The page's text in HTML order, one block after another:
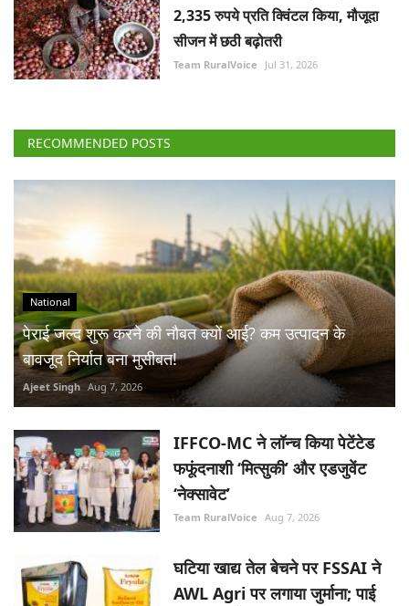
2,335 रुपये प्रति क्विंटल किया, मौजूदा
सीजन में छठी बढ़ोतरी
Team RuralVoice Jul 31, 2026
RECOMMENDED POSTS
National
पेराई जल्द शुरू करने की नौबत क्यों आई? कम उत्पादन के
बावजूद निर्यात बना मुसीबत!
Ajeet Singh Aug 7, 2026
IFFCO-MC ने लॉन्च किया पेटेंटेड
फफूंदनाशी ‘मित्सुकी’ और एडजुवेंट
‘नेक्सावेट’
Team RuralVoice Aug 7, 2026
घटिया खाद्य तेल बेचने पर FSSAI ने
AWL Agri पर लगाया जुर्माना; पाई